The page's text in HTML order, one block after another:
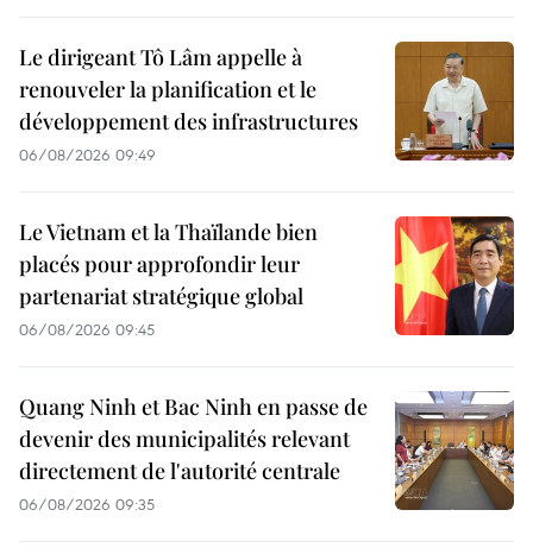
Le dirigeant Tô Lâm appelle à
renouveler la planification et le
développement des infrastructures
06/08/2026 09:49
Le Vietnam et la Thaïlande bien
placés pour approfondir leur
partenariat stratégique global
06/08/2026 09:45
Quang Ninh et Bac Ninh en passe de
devenir des municipalités relevant
directement de l'autorité centrale
06/08/2026 09:35